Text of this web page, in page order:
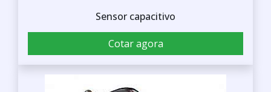
Sensor capacitivo
Cotar agora